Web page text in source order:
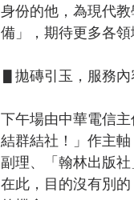
身份的他，為現代
備」，期待更多各
▋拋磚引玉，服務內
下午場由中華電信
結群結社！」作主
副理、「翰林出版
在此，目的沒有別